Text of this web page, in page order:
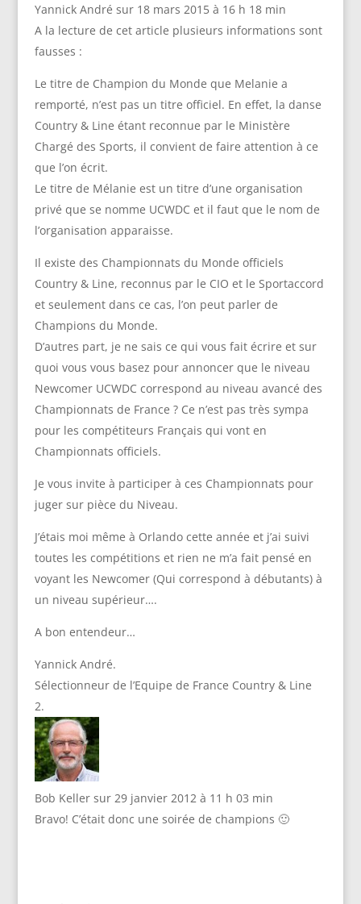
Yannick André sur 18 mars 2015 à 16 h 18 min
A la lecture de cet article plusieurs informations sont
fausses :
Le titre de Champion du Monde que Melanie a
remporté, n’est pas un titre officiel. En effet, la danse
Country & Line étant reconnue par le Ministère
Chargé des Sports, il convient de faire attention à ce
que l’on écrit.
Le titre de Mélanie est un titre d’une organisation
privé que se nomme UCWDC et il faut que le nom de
l’organisation apparaisse.
Il existe des Championnats du Monde officiels
Country & Line, reconnus par le CIO et le Sportaccord
et seulement dans ce cas, l’on peut parler de
Champions du Monde.
D’autres part, je ne sais ce qui vous fait écrire et sur
quoi vous vous basez pour annoncer que le niveau
Newcomer UCWDC correspond au niveau avancé des
Championnats de France ? Ce n’est pas très sympa
pour les compétiteurs Français qui vont en
Championnats officiels.
Je vous invite à participer à ces Championnats pour
juger sur pièce du Niveau.
J’étais moi même à Orlando cette année et j’ai suivi
toutes les compétitions et rien ne m’a fait pensé en
voyant les Newcomer (Qui correspond à débutants) à
un niveau supérieur….
A bon entendeur…
Yannick André.
Sélectionneur de l’Equipe de France Country & Line
Bob Keller sur 29 janvier 2012 à 11 h 03 min
Bravo! C’était donc une soirée de champions 🙂